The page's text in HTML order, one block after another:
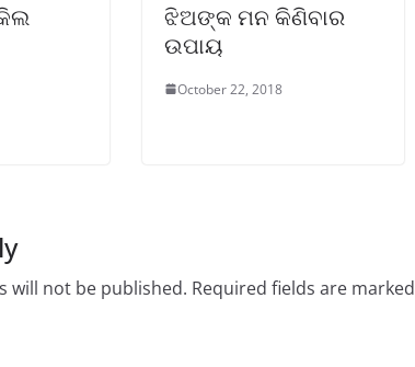
ଝିଅଙ୍କ ମନ କିଣିବାର
ଉପାୟ
October 22, 2018
will not be published. Required fields are marked